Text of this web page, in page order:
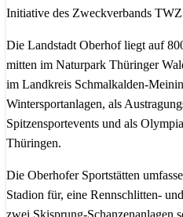
Initiative des Zweckverbands TWZ
Die Landstadt Oberhof liegt auf
mitten im Naturpark Thüringer
im Landkreis Schmalkalden-
Wintersportanlagen, als
Spitzensportevents und als
Thüringen.
Die Oberhofer Sportstätten
Stadion für, eine Rennschlitten-
zwei Skisprung-Schanzenanlagen